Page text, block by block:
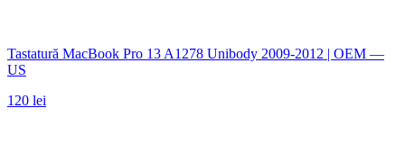
Tastatură MacBook Pro 13 A1278 Unibody 2009-2012 | OEM —
US
120 lei